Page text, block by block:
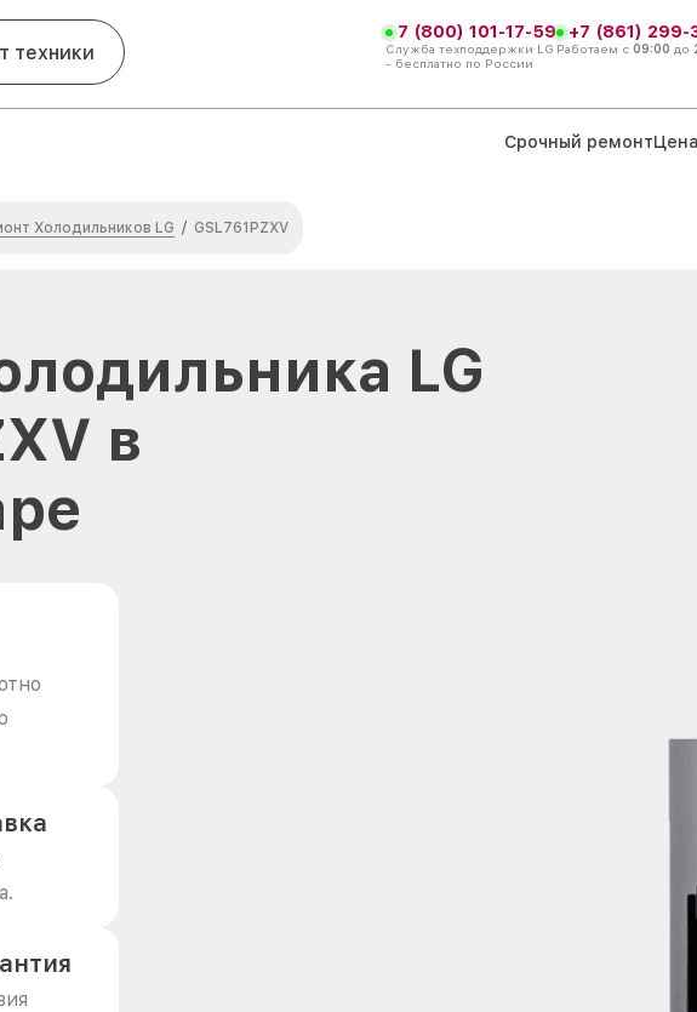
техники
7 (800) 101-17-59
Служба техподдержки LG
- бесплатно по России
+7 (861) 299-
Работаем с 09:00 до
Срочный ремонт
Холодильников LG / GSL761PZXV
LG
в